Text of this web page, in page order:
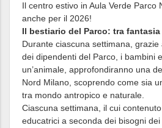
Il centro estivo in Aula Verde Parco
anche per il 2026!
Il bestiario del Parco: tra
Durante ciascuna settimana,
dei dipendenti del Parco, i bambini
un’animale, approfondiranno una
Nord Milano, scoprendo come sia
tra mondo antropico e naturale.
Ciascuna settimana, il cui
educatrici a seconda dei bisogni